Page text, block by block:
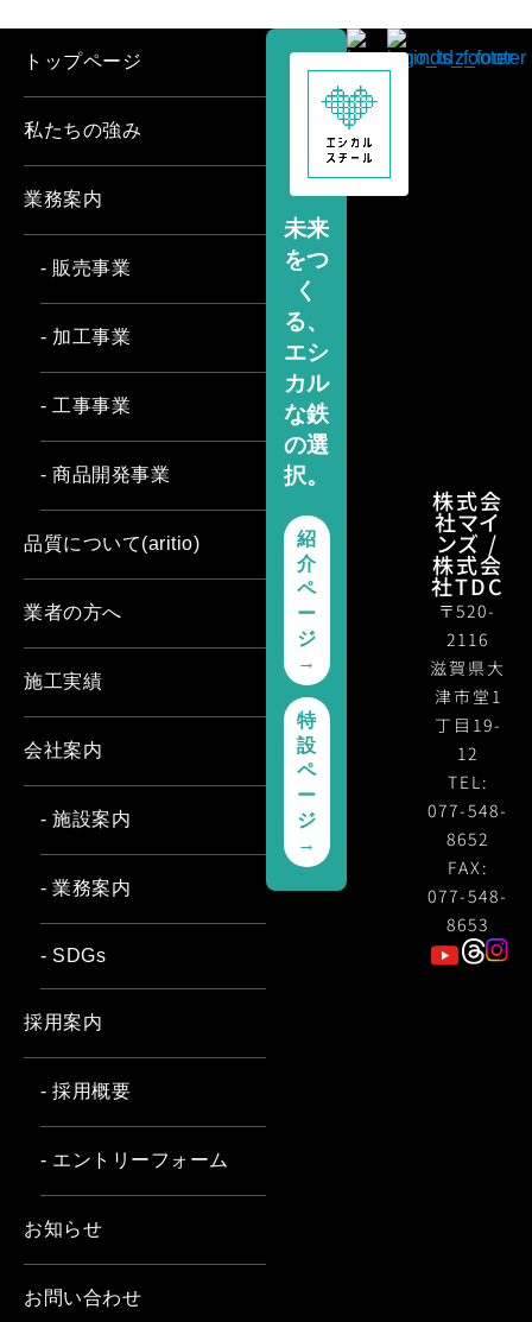
株式会
社マイ
ンズ /
株式会
社TDC
〒520-
2116
滋賀県大
津市堂1
丁目19-
12
TEL:
077-548-
8652
FAX:
077-548-
8653
未来
をつ
く
る、
エシ
カル
な鉄
の選
択。
紹
介
ペ
ー
ジ
→
特
設
ペ
ー
ジ
→
トップページ
私たちの強み
業務案内
- 販売事業
- 加工事業
- 工事事業
- 商品開発事業
品質について(aritio)
業者の方へ
施工実績
会社案内
- 施設案内
- 業務案内
- SDGs
採用案内
- 採用概要
- エントリーフォーム
お知らせ
お問い合わせ